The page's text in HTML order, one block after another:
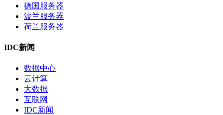
德国服务器
波兰服务器
荷兰服务器
IDC新闻
数据中心
云计算
大数据
互联网
IDC新闻